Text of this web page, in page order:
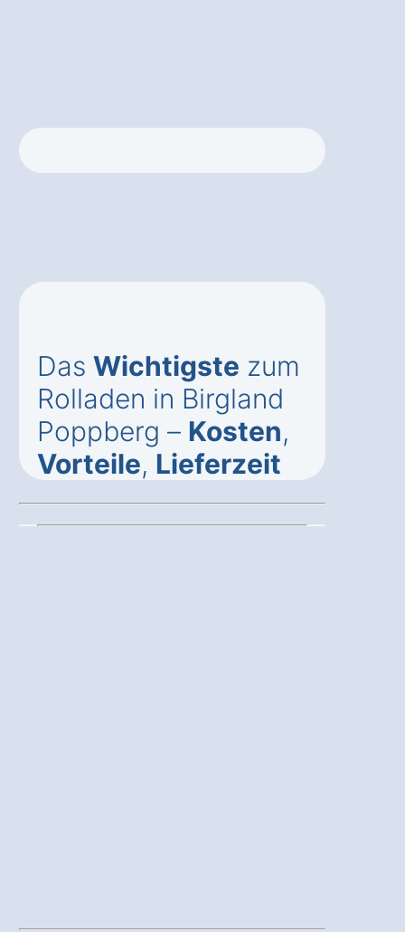
Das Wichtigste zum
Rolladen in Birgland
Poppberg – Kosten,
Vorteile, Lieferzeit